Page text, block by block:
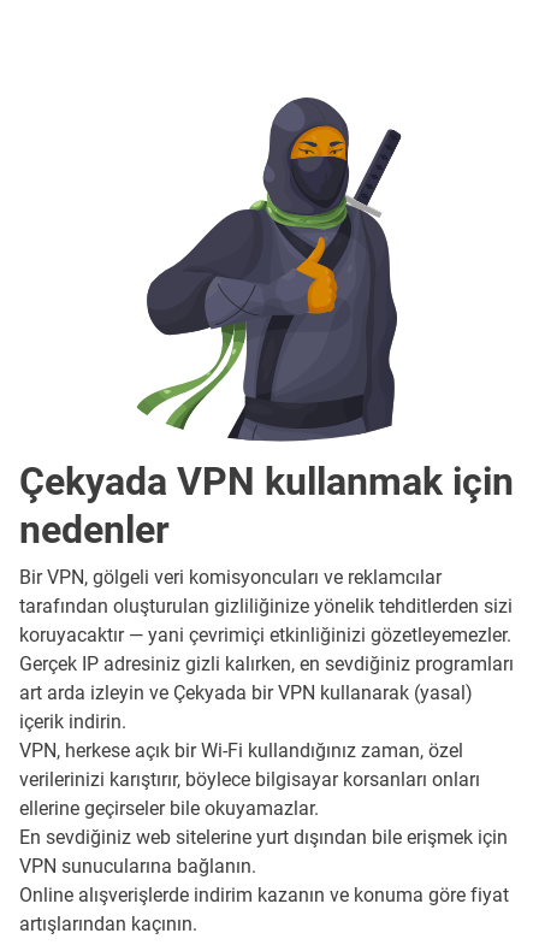
Çekyada VPN kullanmak için
nedenler
Bir VPN, gölgeli veri komisyoncuları ve reklamcılar
tarafından oluşturulan gizliliğinize yönelik tehditlerden sizi
koruyacaktır — yani çevrimiçi etkinliğinizi gözetleyemezler.
Gerçek IP adresiniz gizli kalırken, en sevdiğiniz programları
art arda izleyin ve Çekyada bir VPN kullanarak (yasal)
içerik indirin.
VPN, herkese açık bir Wi-Fi kullandığınız zaman, özel
verilerinizi karıştırır, böylece bilgisayar korsanları onları
ellerine geçirseler bile okuyamazlar.
En sevdiğiniz web sitelerine yurt dışından bile erişmek için
VPN sunucularına bağlanın.
Online alışverişlerde indirim kazanın ve konuma göre fiyat
artışlarından kaçının.